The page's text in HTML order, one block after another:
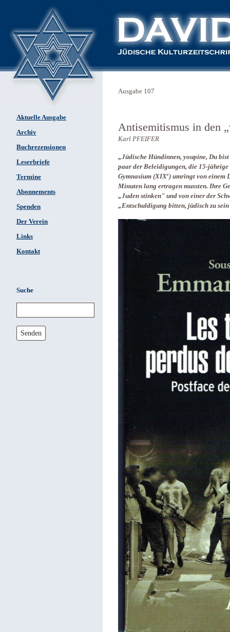
Aktuelle Ausgabe
Archiv
Buchrezensionen
Leserbriefe
Termine
Abonnements
Spenden
Der Verein
Links
Kontakt
Suche
Senden
Ausgabe 107
Antisemitismus in den
Karl PFEIFER
„Jüdische Hündinnen, youpine, Du
paar der Beleidigungen, die 15-
Gymnasium (XIXe) umringt von einem
Minuten lang ertragen mussten. Ihre
„Juden stinken" und von einer der
„Entschuldigung bitten, jüdisch zu sein